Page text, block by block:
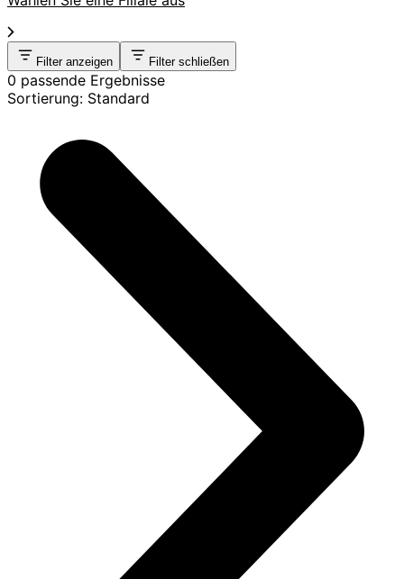
Filter anzeigen Filter schließen
0 passende Ergebnisse
Sortierung: Standard